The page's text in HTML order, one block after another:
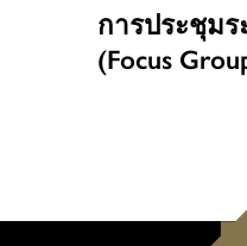
การประชุม
(Focus